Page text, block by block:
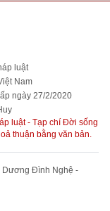
luật
Nam
ngày 27/2/2020
luật - Tạp chí Đời sống
thuận bằng văn bản.
Dương Đình Nghệ -